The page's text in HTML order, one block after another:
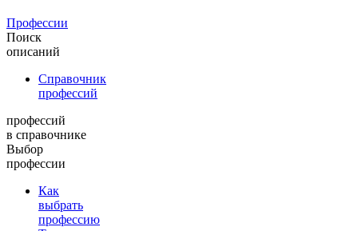
Профессии
Поиск
описаний
Справочник
профессий
профессий
в справочнике
Выбор
профессии
Как
выбрать
профессию